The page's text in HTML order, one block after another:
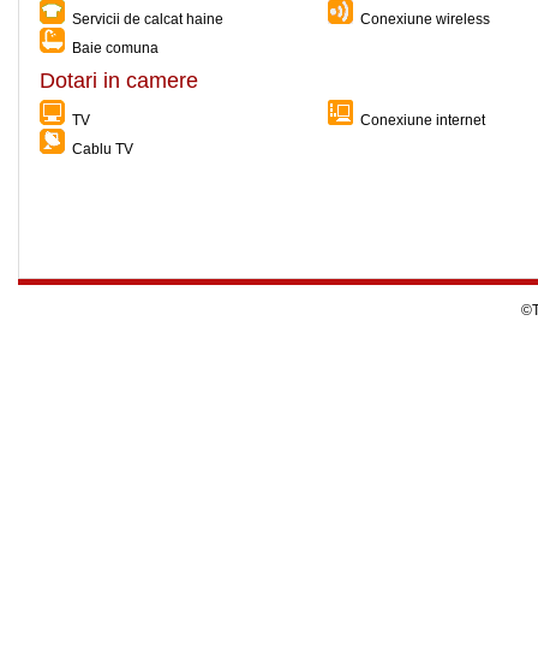
Servicii de calcat haine
Conexiune wireless
Baie comuna
Dotari in camere
TV
Conexiune internet
Cablu TV